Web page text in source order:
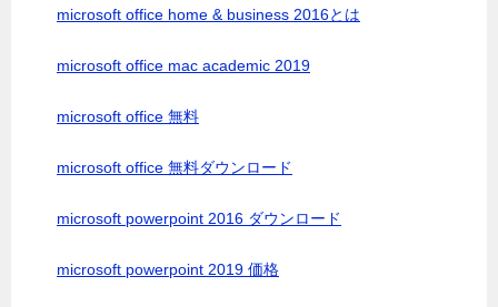
microsoft office home & business 2016とは
microsoft office mac academic 2019
microsoft office 無料
microsoft office 無料ダウンロード
microsoft powerpoint 2016 ダウンロード
microsoft powerpoint 2019 価格